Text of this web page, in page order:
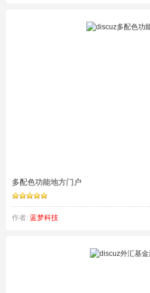
多配色功能地方门户
作者: 蓝梦科技